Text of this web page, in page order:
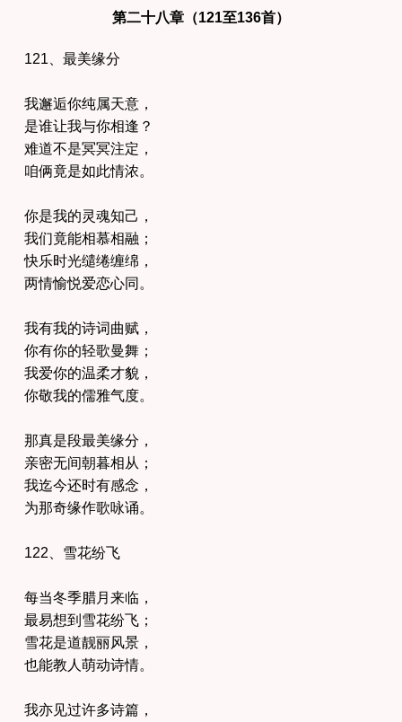
第二十八章（121至136首）
121、最美缘分
我邂逅你纯属天意，
是谁让我与你相逢？
难道不是冥冥注定，
咱俩竟是如此情浓。
你是我的灵魂知己，
我们竟能相慕相融；
快乐时光缱绻缠绵，
两情愉悦爱恋心同。
我有我的诗词曲赋，
你有你的轻歌曼舞；
我爱你的温柔才貌，
你敬我的儒雅气度。
那真是段最美缘分，
亲密无间朝暮相从；
我迄今还时有感念，
为那奇缘作歌咏诵。
122、雪花纷飞
每当冬季腊月来临，
最易想到雪花纷飞；
雪花是道靓丽风景，
也能教人萌动诗情。
我亦见过许多诗篇，